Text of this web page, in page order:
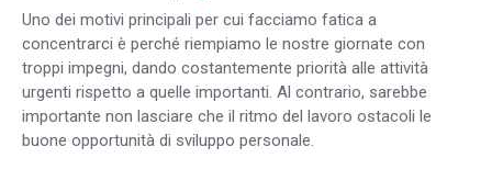
Uno dei motivi principali per cui facciamo fatica a
concentrarci è perché riempiamo le nostre giornate con
troppi impegni, dando costantemente priorità alle attività
urgenti rispetto a quelle importanti. Al contrario, sarebbe
importante non lasciare che il ritmo del lavoro ostacoli le
buone opportunità di sviluppo personale.